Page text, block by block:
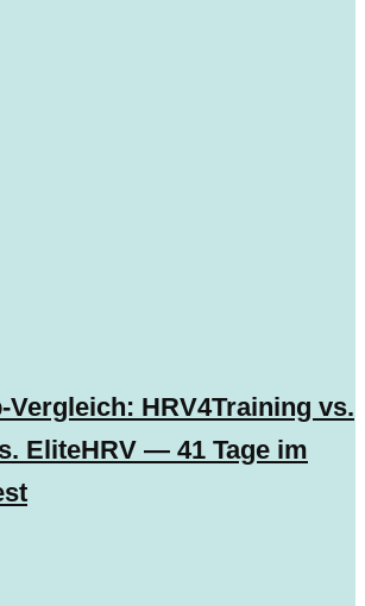
Vergleich: HRV4Training vs.
EliteHRV — 41 Tage im